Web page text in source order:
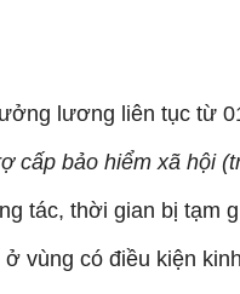
lương liên tục từ
cấp bảo hiểm xã hội
tác, thời gian bị tạm
vùng có điều kiện